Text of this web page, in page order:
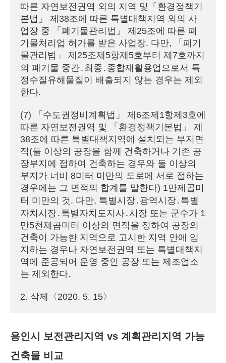
따른 자연보전권역 외의 지역 및「환경정책기
본법」 제38조에 따른 특별대책지역 외의 사
업장 중 「폐기물관리법」 제25조에 따른 폐
기물처리업 허가를 받은 사업장. 다만, 「폐기
물관리법」 제25조제5항제5호부터 제7호까지
의 폐기물 중간․최종․종합재활용업으로서 특
정수질유해물질이 배출되지 않는 경우는 제외
한다.
(7) 「수도권정비계획법」 제6조제1항제3호에
따른 자연보전권역 및 「환경정책기본법」 제
38조에 따른 특별대책지역에 설치되는 부지면
적(둘 이상의 공장을 함께 건축하거나 기존 공
장부지에 접하여 건축하는 경우와 둘 이상의
부지가 너비 8미터 미만의 도로에 서로 접하는
경우에는 그 면적의 합계를 말한다) 1만제곱미
터 미만의 것. 다만, 특별시장․광역시장․특별
자치시장․특별자치도지사․시장 또는 군수가 1
만5천제곱미터 이상의 면적을 정하여 공장의
건축이 가능한 지역으로 고시한 지역 안에 입
지하는 경우나 자연보전권역 또는 특별대책지
역에 준공되어 운영 중인 공장 또는 제조업소
는 제외한다.
2. 삭제〈2020. 5. 15〉
용인시 보전관리지역 vs 계획관리지역 가능
건축물 비교